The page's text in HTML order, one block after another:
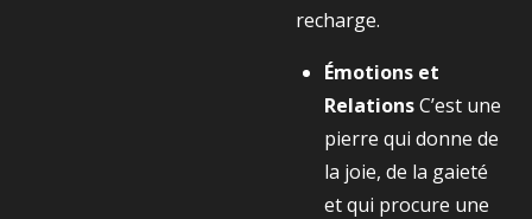
recharge.
Émotions et
RelationsC’est une
pierre qui donne de
la joie, de la gaieté
et qui procure une